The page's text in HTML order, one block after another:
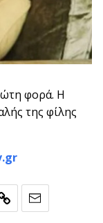
φορά. Η
της φίλης